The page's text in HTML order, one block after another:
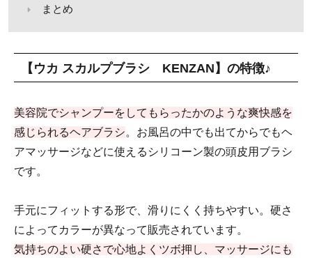
まとめ
【ウカ スカルプブラシ KENZAN】の特徴♪
美容院でシャンプーをしてもらったかのような爽快感を
感じられるヘアブラシ。お風呂の中でも出てからでもヘ
アマッサージなどに使えるシリコーン製の頭皮用ブラシ
です。
手元にフィットする形で、滑りにくく持ちやすい。硬さ
によってカラーが異なって販売されています。
気持ちのよい硬さで心地よくツボ押し、マッサージにも